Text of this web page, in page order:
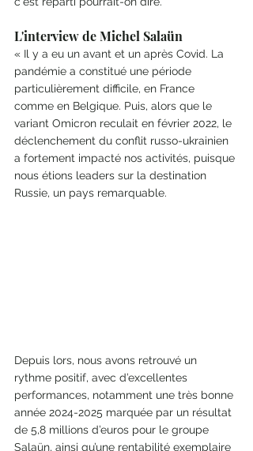
L'interview de Michel Salaün
« Il y a eu un avant et un après Covid. La
pandémie a constitué une période
particulièrement difficile, en France
comme en Belgique. Puis, alors que le
variant Omicron reculait en février 2022, le
déclenchement du conflit russo-ukrainien
a fortement impacté nos activités, puisque
nous étions leaders sur la destination
Russie, un pays remarquable.
Depuis lors, nous avons retrouvé un
rythme positif, avec d’excellentes
performances, notamment une très bonne
année 2024-2025 marquée par un résultat
de 5,8 millions d’euros pour le groupe
Salaün, ainsi qu’une rentabilité exemplaire